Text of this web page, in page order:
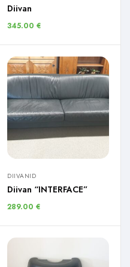
Diivan
345.00 €
DIIVANID
Diivan “INTERFACE”
289.00 €